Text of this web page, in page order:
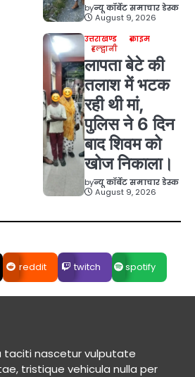
byन्यू कॉर्बेट समाचार डेस्क
August 9, 2026
उत्तराखण्ड
क्राइम
हल्द्वानी
लापता बेटे की
तलाश में भटक
रही थी मां,
पुलिस ने 6 दिन
बाद शिवम को
खोज निकाला।
byन्यू कॉर्बेट समाचार डेस्क
August 9, 2026
reddit twitch spotify
taciti nascetur vulputate
tristique vehicula nulla per